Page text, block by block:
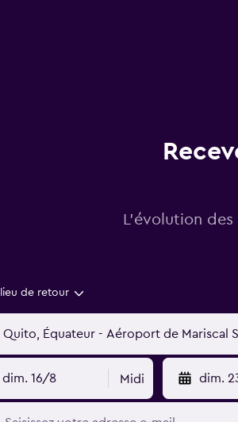
L’évolution
de retour
dim. 16/8 Midi dim.